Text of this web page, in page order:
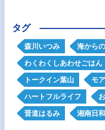
タグ
森川いつみ 海から
わくわくしあわせごはん
トークイン葉山 モ
ハートフルライフ
晋道はるみ 湘南日和